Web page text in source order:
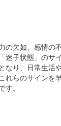
の欠如、感情の
迷子状態」のサ
なり、日常生活
れらのサインを
。